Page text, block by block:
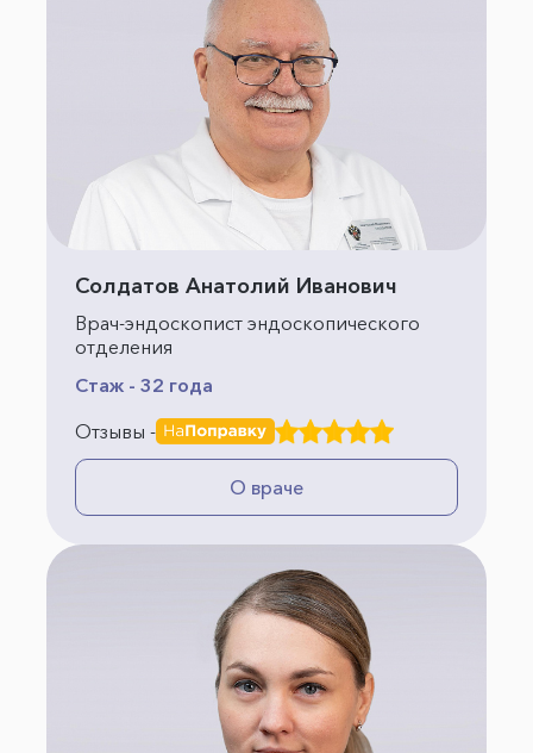
Солдатов Анатолий Иванович
Врач-эндоскопист эндоскопического
отделения
Стаж - 32 года
Отзывы -
О враче